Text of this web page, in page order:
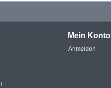
Mein Konto
Anmelden